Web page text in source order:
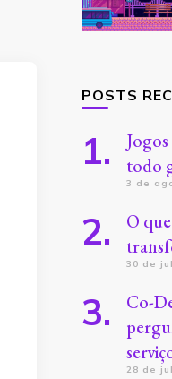
POSTS
todo
3 de
O
30 de
Co-
28 de